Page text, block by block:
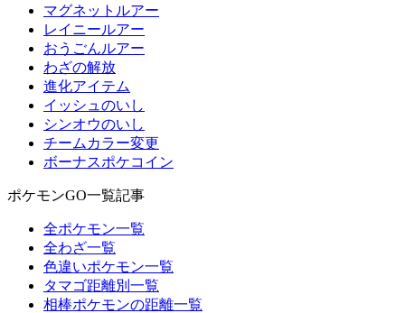
マグネットルアー
レイニールアー
おうごんルアー
わざの解放
進化アイテム
イッシュのいし
シンオウのいし
チームカラー変更
ボーナスポケコイン
ポケモンGO一覧記事
全ポケモン一覧
全わざ一覧
色違いポケモン一覧
タマゴ距離別一覧
相棒ポケモンの距離一覧